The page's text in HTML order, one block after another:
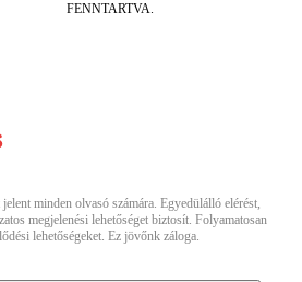
FENNTARTVA.
minden olvasó számára. Egyedülálló elérést,
megjelenési lehetőséget biztosít. Folyamatosan
lehetőségeket. Ez jövőnk záloga.